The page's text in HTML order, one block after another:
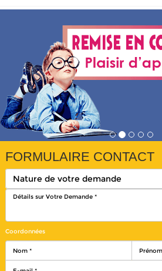
FORMULAIRE CONTACT
Nature de votre demande
Coordonnées